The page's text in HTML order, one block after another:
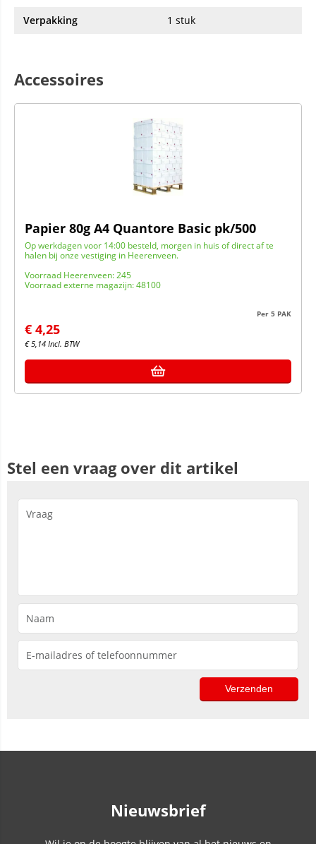
Verpakking 1 stuk
Accessoires
Papier 80g A4 Quantore Basic pk/500
Op werkdagen voor 14:00 besteld, morgen in huis of direct af te
halen bij onze vestiging in Heerenveen.
Voorraad Heerenveen: 245
Voorraad externe magazijn: 48100
Per 5 PAK
€ 4,25
€5,14 Incl. BTW
Stel een vraag over dit artikel
Nieuwsbrief